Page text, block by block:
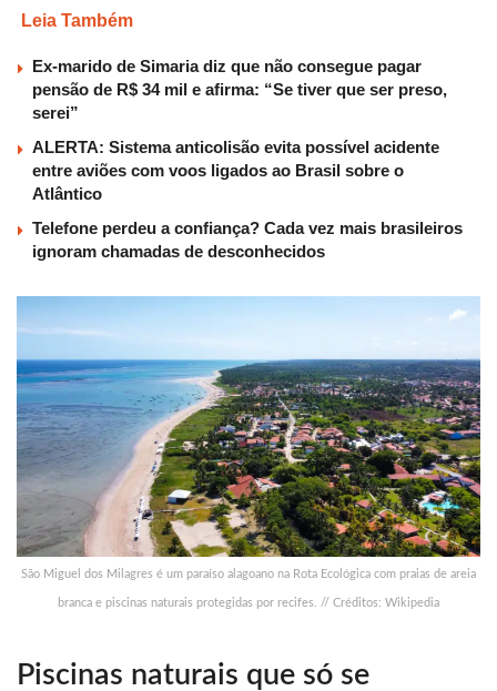
Leia Também
Ex-marido de Simaria diz que não consegue pagar
pensão de R$ 34 mil e afirma: “Se tiver que ser preso,
serei”
ALERTA: Sistema anticolisão evita possível acidente
entre aviões com voos ligados ao Brasil sobre o
Atlântico
Telefone perdeu a confiança? Cada vez mais brasileiros
ignoram chamadas de desconhecidos
São Miguel dos Milagres é um paraíso alagoano na Rota Ecológica com praias de areia
branca e piscinas naturais protegidas por recifes. // Créditos: Wikipedia
Piscinas naturais que só se